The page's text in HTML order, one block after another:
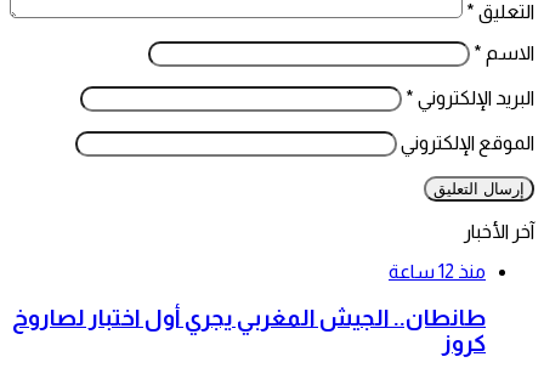
التعليق *
الاسم *
البريد الإلكتروني *
الموقع الإلكتروني
آخر الأخبار
منذ 12 ساعة
طانطان.. الجيش المغربي يجري أول اختبار لصاروخ
كروز